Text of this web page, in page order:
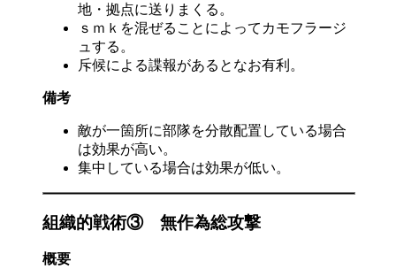
地・拠点に送りまくる。
ｓｍｋを混ぜることによってカモフラージ
ュする。
斥候による諜報があるとなお有利。
備考
敵が一箇所に部隊を分散配置している場合
は効果が高い。
集中している場合は効果が低い。
組織的戦術③ 無作為総攻撃
概要